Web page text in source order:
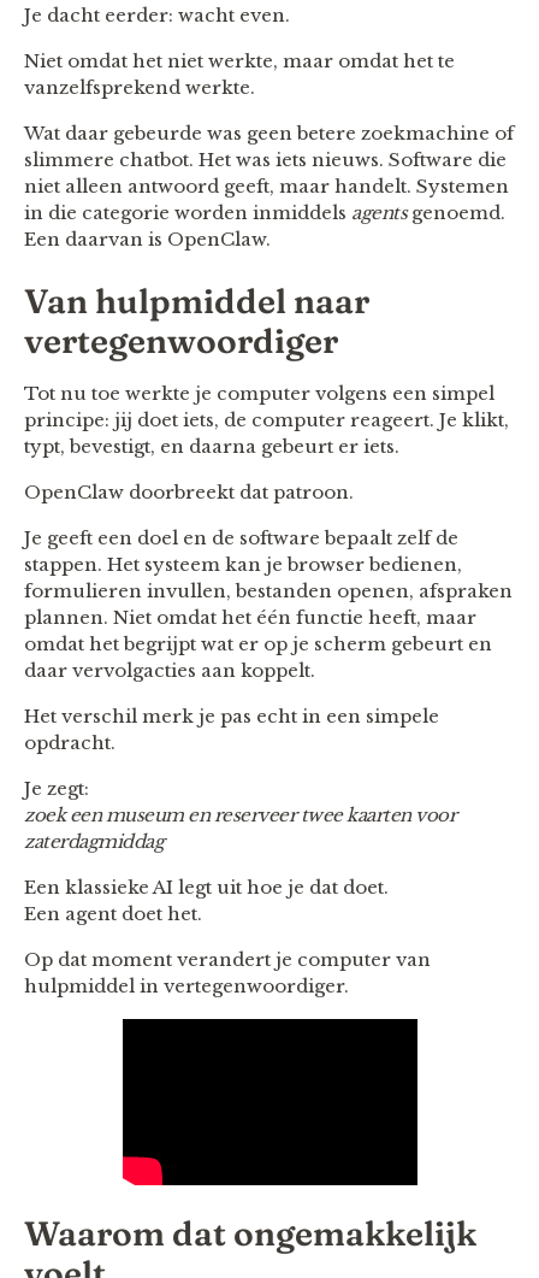
Je dacht eerder: wacht even.
Niet omdat het niet werkte, maar omdat het te
vanzelfsprekend werkte.
Wat daar gebeurde was geen betere zoekmachine of
slimmere chatbot. Het was iets nieuws. Software die
niet alleen antwoord geeft, maar handelt. Systemen
in die categorie worden inmiddels agentsgenoemd.
Een daarvan is OpenClaw.
Van hulpmiddel naar
vertegenwoordiger
Tot nu toe werkte je computer volgens een simpel
principe: jij doet iets, de computer reageert. Je klikt,
typt, bevestigt, en daarna gebeurt er iets.
OpenClaw doorbreekt dat patroon.
Je geeft een doel en de software bepaalt zelf de
stappen. Het systeem kan je browser bedienen,
formulieren invullen, bestanden openen, afspraken
plannen. Niet omdat het één functie heeft, maar
omdat het begrijpt wat er op je scherm gebeurt en
daar vervolgacties aan koppelt.
Het verschil merk je pas echt in een simpele
opdracht.
Je zegt:
zoek een museum en reserveer twee kaarten voor
zaterdagmiddag
Een klassieke AI legt uit hoe je dat doet.
Een agent doet het.
Op dat moment verandert je computer van
hulpmiddel in vertegenwoordiger.
Waarom dat ongemakkelijk